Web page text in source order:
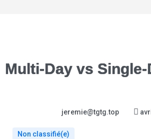
Multi-Day vs Single-
jeremie@tgtg.top
Non classifié(e)